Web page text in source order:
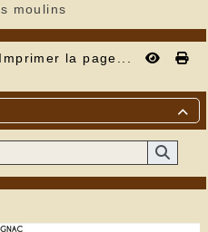
moulins
Imprimer la page...
